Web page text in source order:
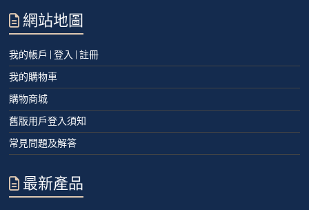
網站地圖
我的帳戶 | 登入 | 註冊
我的購物車
購物商城
舊版用戶登入須知
常見問題及解答
最新產品